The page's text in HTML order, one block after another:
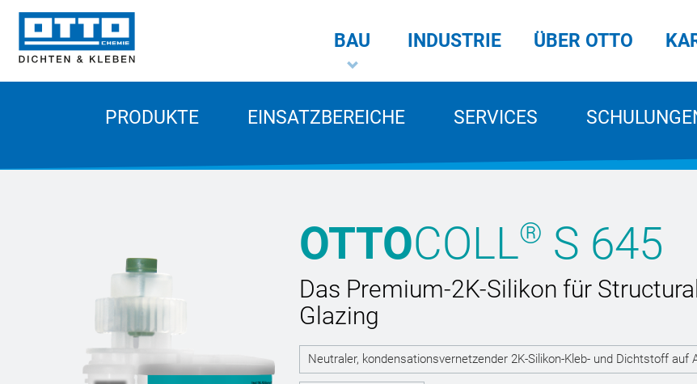
BAU
PRODUKTE EINSATZBEREICHE SERVICES
INDUSTRIE ÜBER OTTO
OTTOCOLL® S 645
Das Premium-2K-Silikon für
Glazing
Neutraler, kondensationsvernetzender 2K-Silikon-Kleb- und Dichtstoff auf